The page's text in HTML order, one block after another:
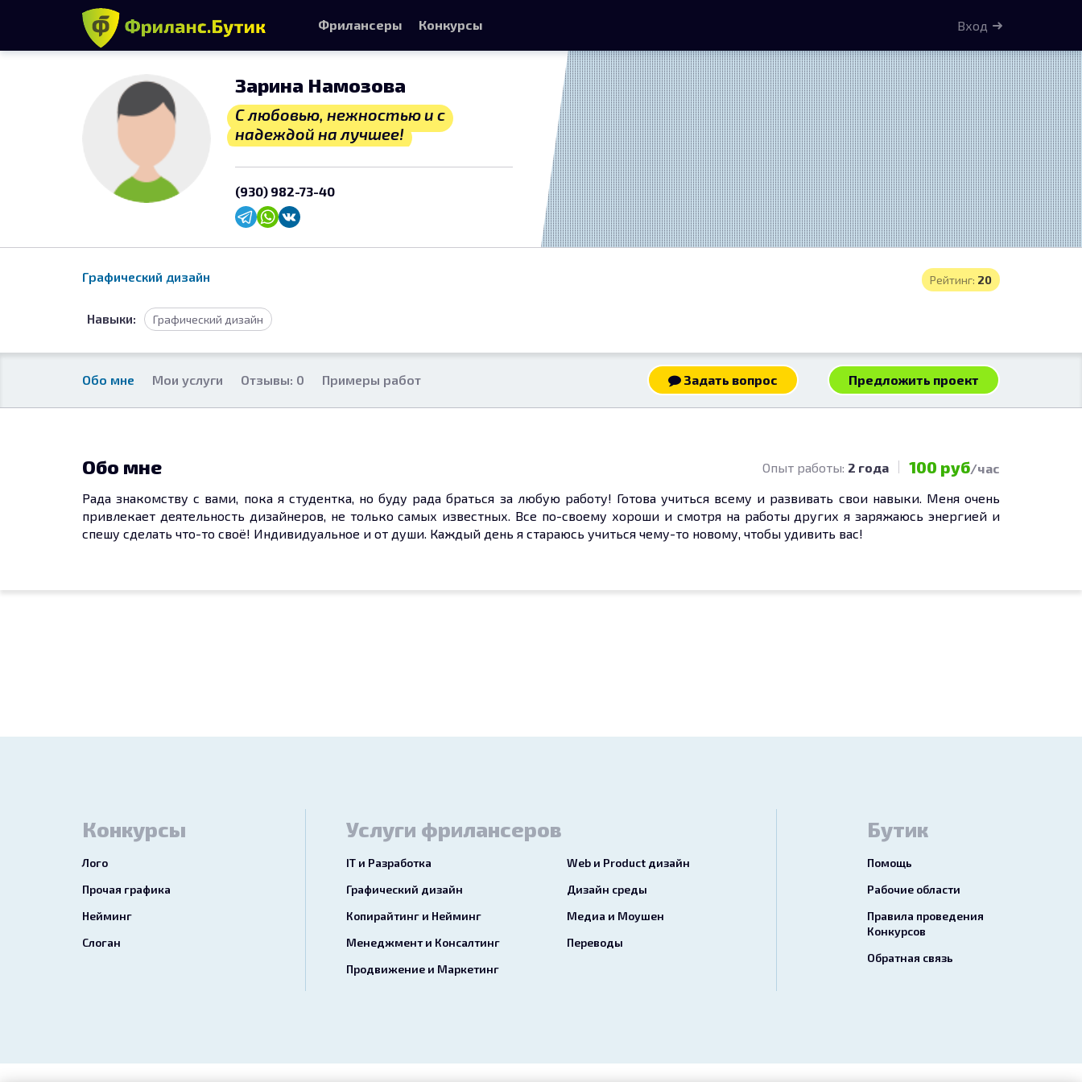
Зарина Намозова
С любовью, нежностью и с
надеждой на лучшее!
(930) 982-73-40
Рейтинг: 20
Графический дизайн
Навыки: Графический дизайн
Обо мне Мои услуги Отзывы: 0 Примеры работ Задать вопрос Предложить проект
Обо мне Опыт работы: 2 года 100 руб/час
Рада знакомству с вами, пока я студентка, но буду рада браться за любую работу! Готова учиться всему и развивать свои навыки. Меня очень
привлекает деятельность дизайнеров, не только самых известных. Все по-своему хороши и смотря на работы других я заряжаюсь энергией и
спешу сделать что-то своё! Индивидуальное и от души. Каждый день я стараюсь учиться чему-то новому, чтобы удивить вас!
Фрилансеры Конкурсы Вход
Конкурсы
Лого
Прочая графика
Нейминг
Слоган
Услуги фрилансеров
IT и Разработка
Web и Product дизайн
Графический дизайн
Дизайн среды
Копирайтинг и Нейминг
Медиа и Моушен
Менеджмент и Консалтинг
Переводы
Продвижение и Маркетинг
Бутик
Помощь
Рабочие области
Правила проведения
Конкурсов
Обратная связь